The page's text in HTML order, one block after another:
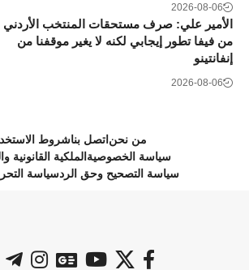
2026-08-06
الأمير علي: صرف مستحقات المنتخب الأردني
من فيفا تطور إيجابي لكنه لا يغير موقفنا من
إنفانتينو
2026-08-06
من نحن اتصل بناشروط
سياسة الخصوصية الملكية القانونية
سياسة التصحيح وحق الردسياسة